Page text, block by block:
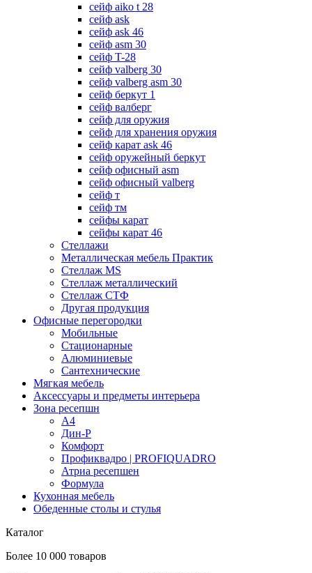
сейф aiko t 28
сейф ask
сейф ask 46
сейф asm 30
сейф T-28
сейф valberg 30
сейф valberg asm 30
сейф беркут 1
сейф валберг
сейф для оружия
сейф для хранения оружия
сейф карат ask 46
сейф оружейный беркут
сейф офисный asm
сейф офисный valberg
сейф т
сейф тм
сейфы карат
сейфы карат 46
Стеллажи
Металлическая мебель Практик
Стеллаж MS
Стеллаж металлический
Стеллаж СТФ
Другая продукция
Офисные перегородки
Мобильные
Стационарные
Алюминиевые
Сантехнические
Мягкая мебель
Аксессуары и предметы интерьера
Зона ресепшн
А4
Дин-Р
Комфорт
Профиквадро | PROFIQUADRO
Атриа ресепшен
Формула
Кухонная мебель
Обеденные столы и стулья
Каталог
Более 10 000 товаров